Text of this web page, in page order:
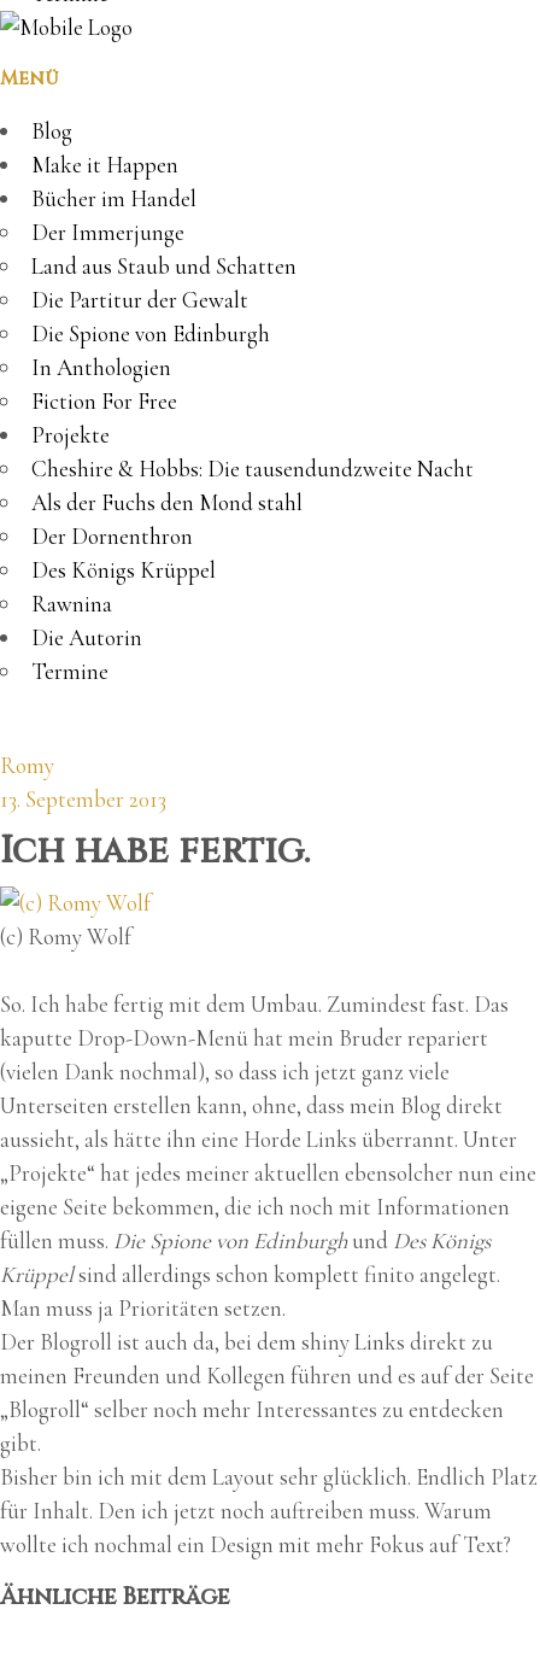
Menü
Blog
Make it Happen
Bücher im Handel
Der Immerjunge
Land aus Staub und Schatten
Die Partitur der Gewalt
Die Spione von Edinburgh
In Anthologien
Fiction For Free
Projekte
Cheshire & Hobbs: Die tausendundzweite Nacht
Als der Fuchs den Mond stahl
Der Dornenthron
Des Königs Krüppel
Rawnina
Die Autorin
Termine
Romy
13. September 2013
Ich habe fertig.
(c) Romy Wolf
So. Ich habe fertig mit dem Umbau. Zumindest fast. Das
kaputte Drop-Down-Menü hat mein Bruder repariert
(vielen Dank nochmal), so dass ich jetzt ganz viele
Unterseiten erstellen kann, ohne, dass mein Blog direkt
aussieht, als hätte ihn eine Horde Links überrannt. Unter
„Projekte“ hat jedes meiner aktuellen ebensolcher nun eine
eigene Seite bekommen, die ich noch mit Informationen
füllen muss. Die Spione von Edinburghund Des Königs
Krüppelsind allerdings schon komplett finito angelegt.
Man muss ja Prioritäten setzen.
Der Blogroll ist auch da, bei dem shiny Links direkt zu
meinen Freunden und Kollegen führen und es auf der Seite
„Blogroll“ selber noch mehr Interessantes zu entdecken
gibt.
Bisher bin ich mit dem Layout sehr glücklich. Endlich Platz
für Inhalt. Den ich jetzt noch auftreiben muss. Warum
wollte ich nochmal ein Design mit mehr Fokus auf Text?
Ähnliche Beiträge